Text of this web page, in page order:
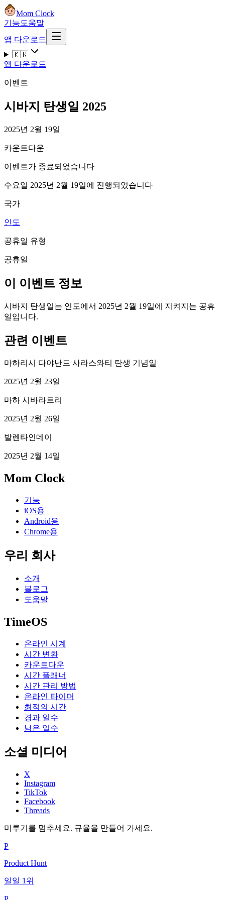
Mom Clock
기능도움말
앱 다운로드
🇰🇷
앱 다운로드
이벤트
시바지 탄생일 2025
2025년 2월 19일
카운트다운
이벤트가 종료되었습니다
수요일 2025년 2월 19일에 진행되었습니다
국가
인도
공휴일 유형
공휴일
이 이벤트 정보
시바지 탄생일는 인도에서 2025년 2월 19일에 지켜지는 공휴
일입니다.
관련 이벤트
마하리시 다야난드 사라스와티 탄생 기념일
2025년 2월 23일
마하 시바라트리
2025년 2월 26일
발렌타인데이
2025년 2월 14일
Mom Clock
기능
iOS용
Android용
Chrome용
우리 회사
소개
블로그
도움말
TimeOS
온라인 시계
시간 변환
카운트다운
시간 플래너
시간 관리 방법
온라인 타이머
최적의 시간
경과 일수
남은 일수
소셜 미디어
X
Instagram
TikTok
Facebook
Threads
미루기를 멈추세요. 규율을 만들어 가세요.
P
Product Hunt
일일 1위